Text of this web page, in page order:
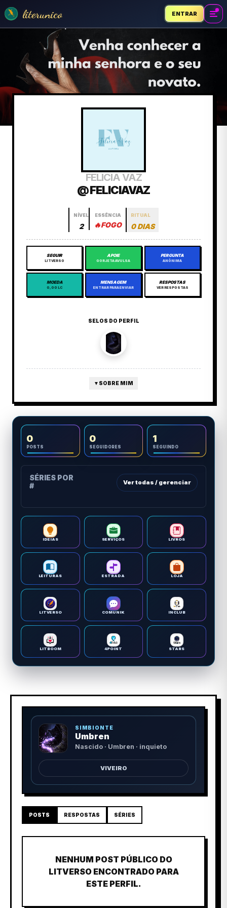
literunico ENTRAR
FELICIA VAZ
@ FELICIAVAZ
NÍVEL
2
ESSÊNCIA
🔥FOGO
RITUAL
0 DIAS
SEGUIR
LITVERSO
APOIE
GORJETA AVULSA
PERGUNTA
ANÔNIMA
MOEDA
0,00 LC
MENSAGEM
ENTRAR PARA ENVIAR
RESPOSTAS
VER RESPOSTAS
SELOS DO PERFIL
▼ SOBRE MIM
0
POSTS
0
SEGUIDORES
1
SEGUINDO
SÉRIES POR
#
Ver todas / gerenciar
IDEIAS SERVIÇOS LIVROS
LEITURAS ESTRADA LOJA
LITVERSO COMUNIK INCLUB
LITBOOM 4POINT STARS
SIMBIONTE
Umbren
Nascido · Umbren · inquieto
VIVEIRO
POSTS RESPOSTAS SÉRIES
NENHUM POST PÚBLICO DO
LITVERSO ENCONTRADO PARA
ESTE PERFIL.